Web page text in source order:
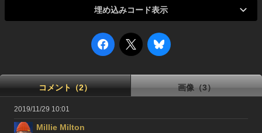
埋め込みコード表示
コメント（2） 画像（3）
2019/11/29 10:01
Millie Milton